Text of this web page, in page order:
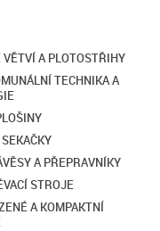
VĚTVÍ A PLOTOSTŘIHY
TECHNIKA A
A PŘEPRAVNÍKY
STROJE
A KOMPAKTNÍ